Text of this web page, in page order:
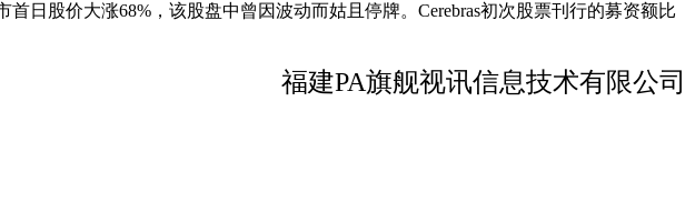
日股价大涨68%，该股盘中曾因波动而姑且停牌。Cerebras初次股票刊行的募资额比
福建PA旗舰视讯信息技术有限公司